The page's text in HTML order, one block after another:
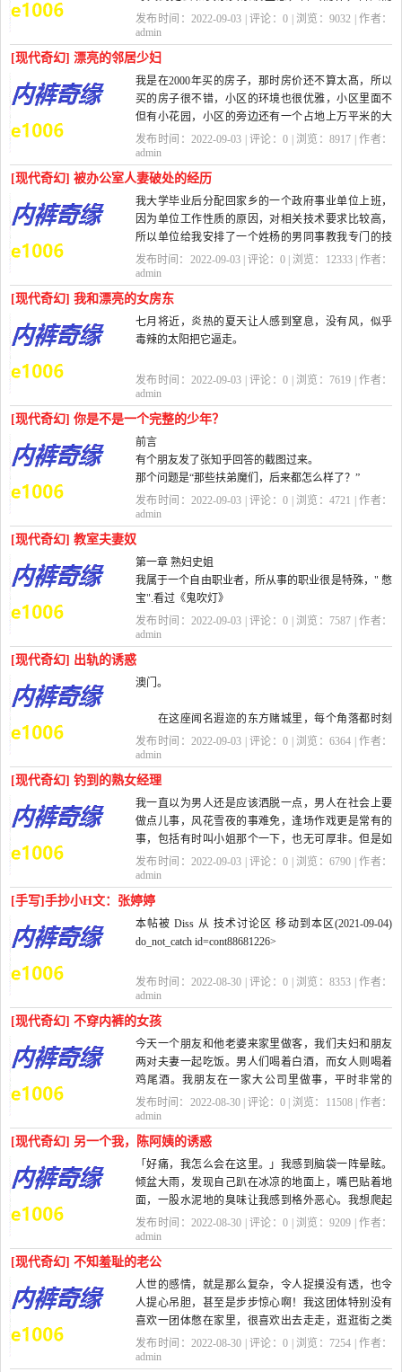
息，而小蛋就做个贤内助，把家里打理得井井有...
发布时间：2022-09-03 | 评论：0 | 浏览：9032 | 作者：
admin
[现代奇幻] 漂亮的邻居少妇
我是在2000年买的房子，那时房价还不算太髙，所以
买的房子很不错，小区的环境也很优雅，小区里面不
但有小花园，小区的旁边还有一个占地上万平米的大
花园，树木郁郁葱葱，亭台楼阁，喷泉都有...
发布时间：2022-09-03 | 评论：0 | 浏览：8917 | 作者：
admin
[现代奇幻] 被办公室人妻破处的经历
我大学毕业后分配回家乡的一个政府事业单位上班，
因为单位工作性质的原因，对相关技术要求比较高，
所以单位给我安排了一个姓杨的男同事教我专门的技
术操作，他比我大５岁，虽然人长得其...
发布时间：2022-09-03 | 评论：0 | 浏览： 12333| 作者：
admin
[现代奇幻] 我和漂亮的女房东
七月将近，炎热的夏天让人感到窒息，没有风，似乎
毒辣的太阳把它逼走。
而女人总是喜欢穿极薄的透明装，让她们的乳房
有更多的空气，望着她们那
丰满要胀出来的胸部，你更会感觉空...
发布时间：2022-09-03 | 评论：0 | 浏览： 7619 | 作者：
admin
[现代奇幻] 你是不是一个完整的少年？
前言
有个朋友发了张知乎回答的截图过来。
那个问题是“那些扶弟魔们，后来都怎么样了？”
回答讲的是答主的母亲为了让弟弟的孩子上最好的幼
儿园，一路上好学校，不惜让弟媳带着孩...
发布时间：2022-09-03 | 评论：0 | 浏览：4721 | 作者：
admin
[现代奇幻] 教室夫妻奴
第一章 熟妇史姐
我属于一个自由职业者，所从事的职业很是特殊，" 憋
宝".看过《鬼吹灯》
一类盗墓小说的朋友，肯定都看到过" 南蛮子憋宝" 这
一词汇。这一行当简单通
俗地说，就是...
发布时间：2022-09-03 | 评论：0 | 浏览： 7587 | 作者：
admin
[现代奇幻] 出轨的诱惑
澳门。
在这座闻名遐迩的东方赌城里，每个角落都时刻
充满着纸醉金迷的诱惑。夜幕降临，白炽的夕阳终于
隐身于暗夜，却没有带走光芒和燥热。辉煌的灯火如
同阳光一样明媚，刺破黑...
发布时间：2022-09-03 | 评论：0 | 浏览：6364 | 作者：
admin
[现代奇幻] 钓到的熟女经理
我一直以为男人还是应该洒脱一点，男人在社会上要
做点儿事，风花雪夜的事难免，逢场作戏更是常有的
事，包括有时叫小姐那个一下，也无可厚非。但是如
果玩女人多了，会带来一个问题：就是会...
发布时间：2022-09-03 | 评论：0 | 浏览：6790 | 作者：
admin
[手写]手抄小H文：张婷婷
本帖被 Diss 从 技术讨论区 移动到本区(2021-09-04)
do_not_catch id=cont88681226>
do_not_catch id=cont88682409>优秀
非常。
手抄本。。。边抄边脑补？
这...
发布时间：2022-08-30 | 评论：0 | 浏览：8353 | 作者：
admin
[现代奇幻] 不穿内裤的女孩
今天一个朋友和他老婆来家里做客，我们夫妇和朋友
两对夫妻一起吃饭。男人们喝着白酒，而女人则喝着
鸡尾酒。我朋友在一家大公司里做事，平时非常的
忙，所以他老婆就乾脆在家做了全职...
发布时间：2022-08-30 | 评论：0 | 浏览： 11508| 作者：
admin
[现代奇幻] 另一个我，陈阿姨的诱惑
「好痛，我怎么会在这里。」我感到脑袋一阵晕眩。
倾盆大雨，发现自己趴在冰凉的地面上，嘴巴贴着地
面，一股水泥地的臭味让我感到格外恶心。我想爬起
来却完全动不了。这是怎了？
我记...
发布时间：2022-08-30 | 评论：0 | 浏览：9209 | 作者：
admin
[现代奇幻] 不知羞耻的老公
人世的感情，就是那么复杂，令人捉摸没有透，也令
人提心吊胆，甚至是步步惊心啊！我这团体特别没有
喜欢一团体憋在家里，很喜欢出去走走，逛逛街之类
的。而且我特别喜欢去旅游，拿着相机，四处...
发布时间：2022-08-30 | 评论：0 | 浏览： 7254 | 作者：
admin